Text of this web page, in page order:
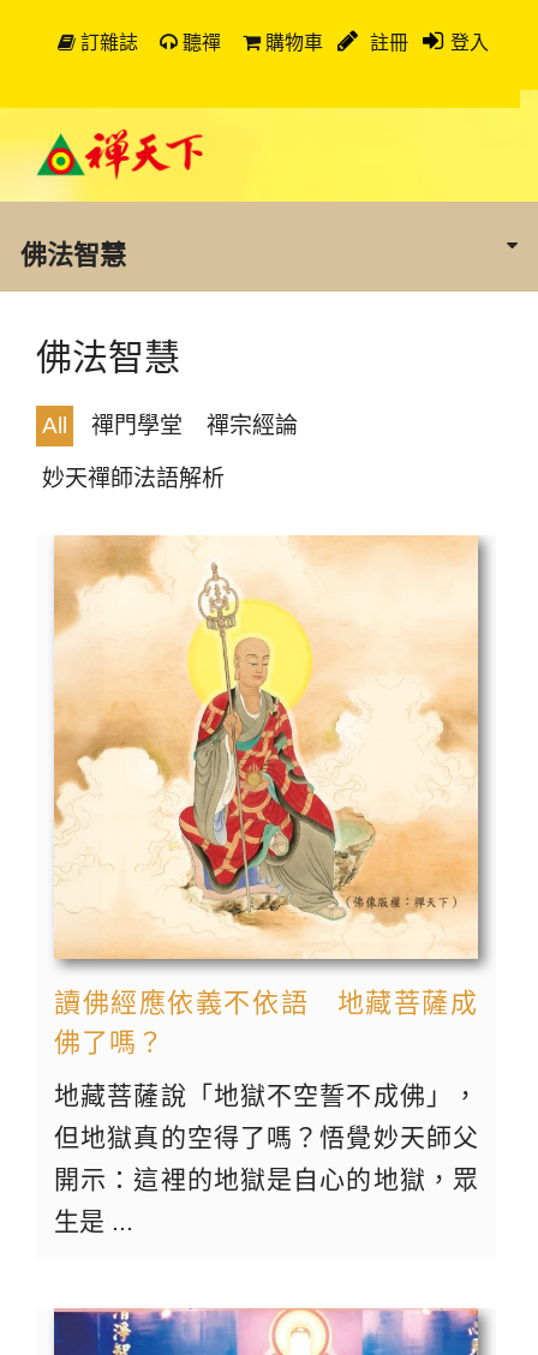
訂雜誌 聽禪 購物車 註冊 登入
佛法智慧
佛法智慧
All 禪門學堂 禪宗經論
妙天禪師法語解析
讀佛經應依義不依語 地藏菩薩成
佛了嗎？
地藏菩薩說「地獄不空誓不成佛」，
但地獄真的空得了嗎？悟覺妙天師父
開示：這裡的地獄是自心的地獄，眾
生是 ...